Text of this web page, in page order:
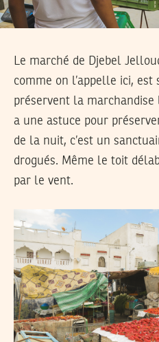
Le marché de Djebel
comme on l’appelle ici, est
préservent la marchandise
a une astuce pour
de la nuit, c’est un
drogués. Même le toit
par le vent.